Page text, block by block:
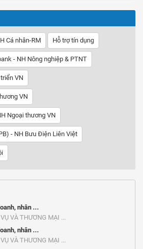
Cá nhân-RM Hỗ trợ tín dụng
- NH Nông nghiệp & PTNT
VN
VN
Ngoại thương VN
- NH Bưu Điện Liên Việt
nhân ...
VÀ THƯƠNG MẠI ...
nhân ...
VÀ THƯƠNG MẠI ...